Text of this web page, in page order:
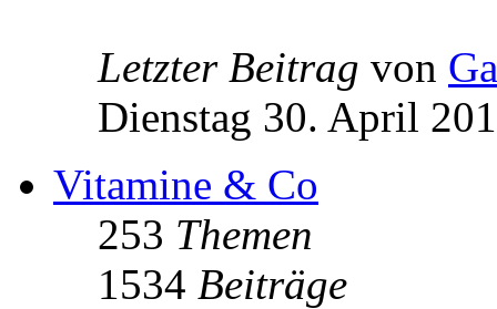
Letzter Beitrag von
Dienstag 30. April
Vitamine & Co
253 Themen
1534 Beiträge